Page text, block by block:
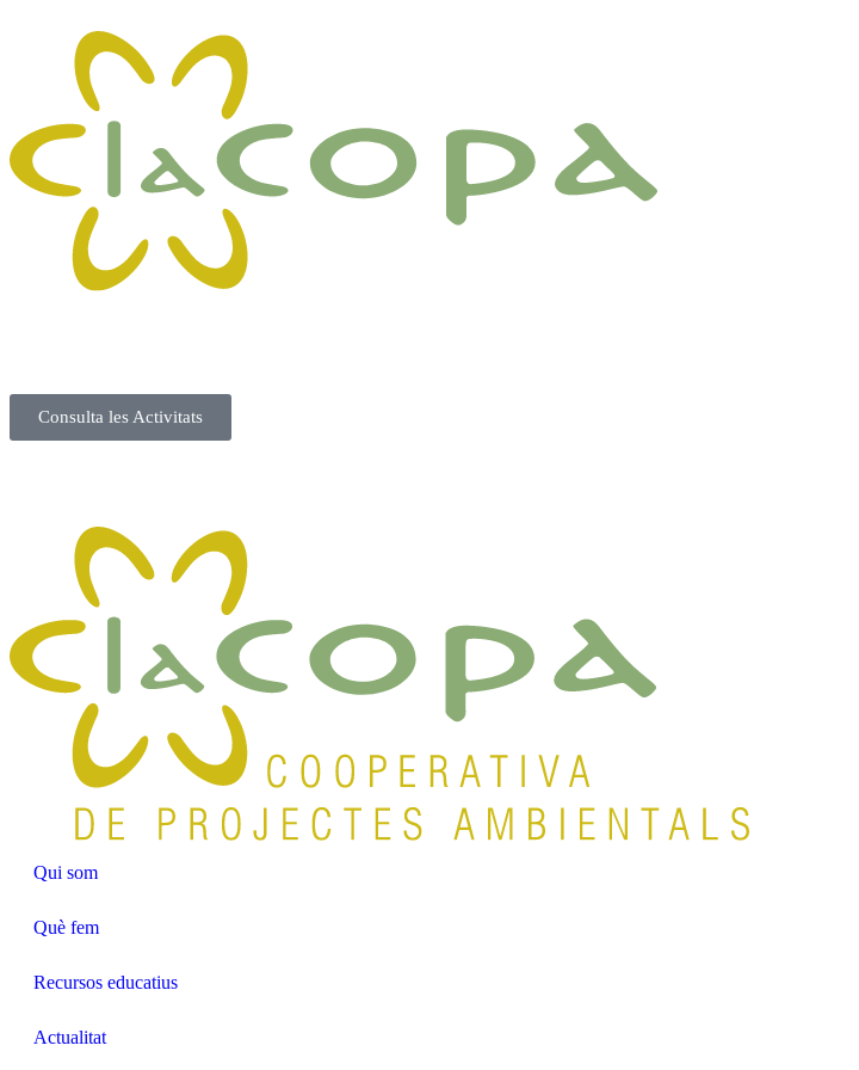
Consulta les Activitats
Qui som
Què fem
Recursos educatius
Actualitat